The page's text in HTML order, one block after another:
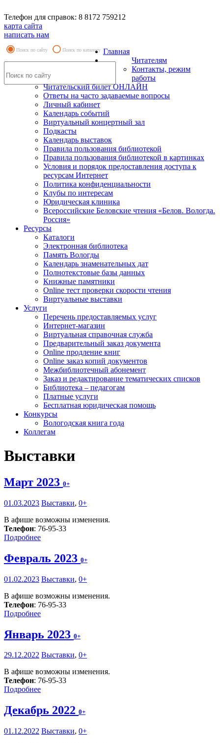
Телефон для справок: 8 8172 759212
карта сайта
написать нам
Поиск по сайту Поиск по каталогу Главная
Читателям
Контакты, режим
работы
Читательский билет ОНЛАЙН
Ответы на часто задаваемые вопросы
Личный кабинет
Календарь событий
Виртуальный концертный зал
Подкасты
Календарь выставок
Правила пользования библиотекой
Правила пользования библиотекой в картинках
Условия и порядок предоставления доступа к
ресурсам Интернет
Политика конфиденциальности
Клубы по интересам
Юридическая клиника
Всероссийские Беловские чтения «Белов. Вологда.
Россия»
Ресурсы
Каталоги
Электронная библиотека
Память Вологды
Календарь знаменательных дат
Полнотекстовые базы данных
Книжные памятники
Online тест проверки скорости чтения
Виртуальные выставки
Услуги
Перечень предоставляемых услуг
Интернет-магазин
Виртуальная справочная служба
Предварительный заказ документа
Online продление книг
Online заказ копий документов
Межбиблиотечный абонемент
Заказ и редактирование тематических списков
Библиотека – педагогам
Платные услуги
Бесплатная юридическая помощь
Конкурсы
Вологодская книга года
Коллегам
Выставки
Март 2023 0+
01.03.2023 Выставки, 0+
В афише возможны изменения.
Телефон: 76-95-33
Подробнее
Февраль 2023 0+
01.02.2023 Выставки, 0+
В афише возможны изменения.
Телефон: 76-95-33
Подробнее
Январь 2023 0+
29.12.2022 Выставки, 0+
В афише возможны изменения.
Телефон: 76-95-33
Подробнее
Декабрь 2022 0+
01.12.2022 Выставки, 0+